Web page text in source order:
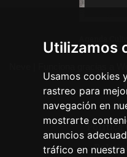
Utilizamos
Usamos cookies
rastreo para
navegación en
mostrarte
anuncios
tráfico en
Política